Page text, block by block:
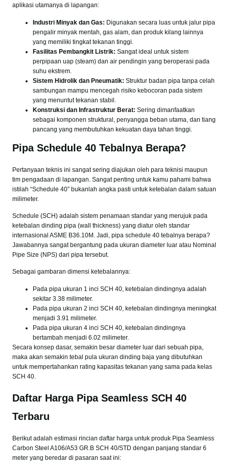
aplikasi utamanya di lapangan:
Industri Minyak dan Gas: Digunakan secara luas untuk jalur pipa
pengalir minyak mentah, gas alam, dan produk kilang lainnya
yang memiliki tingkat tekanan tinggi.
Fasilitas Pembangkit Listrik: Sangat ideal untuk sistem
perpipaan uap (steam) dan air pendingin yang beroperasi pada
suhu ekstrem.
Sistem Hidrolik dan Pneumatik: Struktur badan pipa tanpa celah
sambungan mampu mencegah risiko kebocoran pada sistem
yang menuntut tekanan stabil.
Konstruksi dan Infrastruktur Berat: Sering dimanfaatkan
sebagai komponen struktural, penyangga beban utama, dan tiang
pancang yang membutuhkan kekuatan daya tahan tinggi.
Pipa Schedule 40 Tebalnya Berapa?
Pertanyaan teknis ini sangat sering diajukan oleh para teknisi maupun
tim pengadaan di lapangan. Sangat penting untuk kamu pahami bahwa
istilah “Schedule 40” bukanlah angka pasti untuk ketebalan dalam satuan
milimeter.
Schedule (SCH) adalah sistem penamaan standar yang merujuk pada
ketebalan dinding pipa (wall thickness) yang diatur oleh standar
internasional ASME B36.10M. Jadi, pipa schedule 40 tebalnya berapa?
Jawabannya sangat bergantung pada ukuran diameter luar atau Nominal
Pipe Size (NPS) dari pipa tersebut.
Sebagai gambaran dimensi ketebalannya:
Pada pipa ukuran 1 inci SCH 40, ketebalan dindingnya adalah
sekitar 3.38 milimeter.
Pada pipa ukuran 2 inci SCH 40, ketebalan dindingnya meningkat
menjadi 3.91 milimeter.
Pada pipa ukuran 4 inci SCH 40, ketebalan dindingnya
bertambah menjadi 6.02 milimeter.
Secara konsep dasar, semakin besar diameter luar dari sebuah pipa,
maka akan semakin tebal pula ukuran dinding baja yang dibutuhkan
untuk mempertahankan rating kapasitas tekanan yang sama pada kelas
SCH 40.
Daftar Harga Pipa Seamless SCH 40
Terbaru
Berikut adalah estimasi rincian daftar harga untuk produk Pipa Seamless
Carbon Steel A106/A53 GR.B SCH 40/STD dengan panjang standar 6
meter yang beredar di pasaran saat ini: